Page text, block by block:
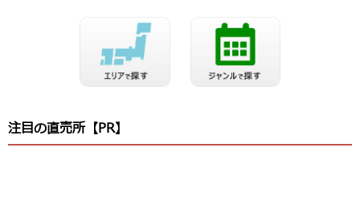
注目の直売所【PR】